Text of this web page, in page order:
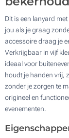
Dit is een lanyard
jou als je graag
accessoire draag je
Verkrijgbaar in vijf
ideaal voor
houdt je handen vrij,
zonder je zorgen te
origineel en
evenementen.